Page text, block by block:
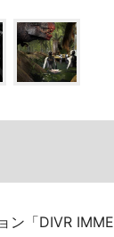
ン「DIVR